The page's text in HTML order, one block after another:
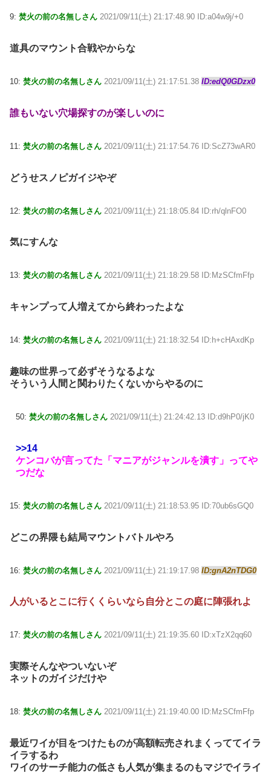
9: 焚火の前の名無しさん 2021/09/11(土) 21:17:48.90 ID:a04w9j/+0
道具のマウント合戦やからな
10: 焚火の前の名無しさん 2021/09/11(土) 21:17:51.38 ID:edQ0GDzx0
誰もいない穴場探すのが楽しいのに
11: 焚火の前の名無しさん 2021/09/11(土) 21:17:54.76 ID:ScZ73wAR0
どうせスノピガイジやぞ
12: 焚火の前の名無しさん 2021/09/11(土) 21:18:05.84 ID:rh/qlnFO0
気にすんな
13: 焚火の前の名無しさん 2021/09/11(土) 21:18:29.58 ID:MzSCfmFfp
キャンプって人増えてから終わったよな
14: 焚火の前の名無しさん 2021/09/11(土) 21:18:32.54 ID:h+cHAxdKp
趣味の世界って必ずそうなるよな
そういう人間と関わりたくないからやるのに
50: 焚火の前の名無しさん 2021/09/11(土) 21:24:42.13 ID:d9hP0/jK0
>>14
ケンコバが言ってた「マニアがジャンルを潰す」ってや
つだな
15: 焚火の前の名無しさん 2021/09/11(土) 21:18:53.95 ID:70ub6sGQ0
どこの界隈も結局マウントバトルやろ
16: 焚火の前の名無しさん 2021/09/11(土) 21:19:17.98 ID:gnA2nTDG0
人がいるとこに行くくらいなら自分とこの庭に陣張れよ
17: 焚火の前の名無しさん 2021/09/11(土) 21:19:35.60 ID:xTzX2qq60
実際そんなやついないぞ
ネットのガイジだけや
18: 焚火の前の名無しさん 2021/09/11(土) 21:19:40.00 ID:MzSCfmFfp
最近ワイが目をつけたものが高額転売されまくっててイラ
イラするわ
ワイのサーチ能力の低さも人気が集まるのもマジでイライ